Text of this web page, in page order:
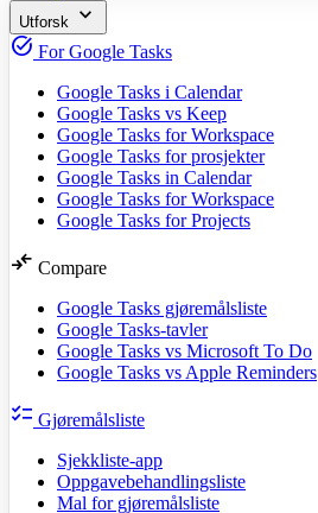
Utforsk expand_more
task_alt For Google Tasks
Google Tasks i Calendar
Google Tasks vs Keep
Google Tasks for Workspace
Google Tasks for prosjekter
Google Tasks in Calendar
Google Tasks for Workspace
Google Tasks for Projects
compare_arrows Compare
Google Tasks gjøremålsliste
Google Tasks-tavler
Google Tasks vs Microsoft To Do
Google Tasks vs Apple Reminders
checklist Gjøremålsliste
Sjekkliste-app
Oppgavebehandlingsliste
Mal for gjøremålsliste